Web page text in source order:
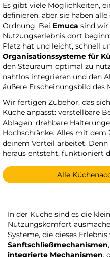
Es gibt viele Möglichkeiten,
definieren, aber sie haben
Ordnung. Bei Emuca sind wir
Nutzungserlebnis dort
Platz hat und leicht, schnell
Organisationssysteme für
den Stauraum optimal zu
nahtlos integrieren und den
äußere Erscheinungsbild des
Wir fertigen Zubehör, das
Küche anpasst: verstellbare
Ablagen, drehbare
Hochschränke. Alles mit dem
deinem Vorteil arbeitet.
heraus entsteht, funktioniert
Alle
In der Küche sind es die
Nutzungskomfort
Systeme, die dieses
Sanftschließmechanismen,
integrierte Mechanismen,